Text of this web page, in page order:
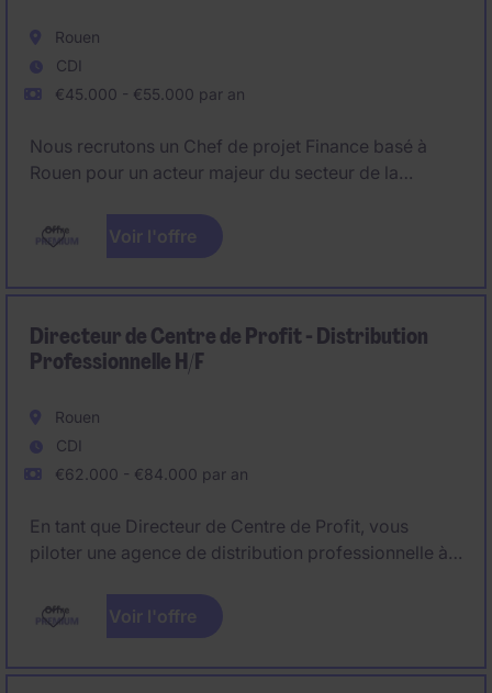
Rouen
CDI
€45.000 - €55.000 par an
Nous recrutons un Chef de projet Finance basé à
Rouen pour un acteur majeur du secteur de la
transformation des outils financiers et implique une
forte interaction avec les équipes métiers et IT.
Voir l'offre
Directeur de Centre de Profit - Distribution
Professionnelle H/F
Rouen
CDI
€62.000 - €84.000 par an
En tant que Directeur de Centre de Profit, vous
piloter une agence de distribution professionnelle à
encadrez une équipe de 25 personnes dont 8
commerciaux itinérants.
Voir l'offre